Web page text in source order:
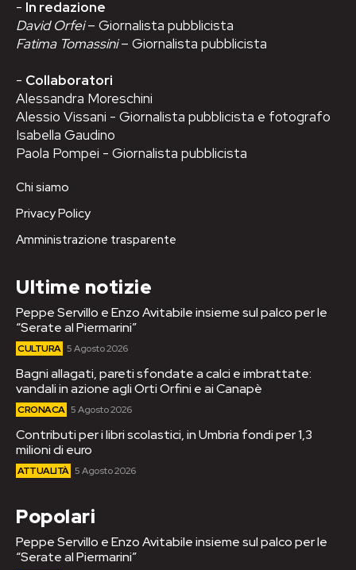
- In redazione
David Orfei– Giornalista pubblicista
Fatima Tomassini– Giornalista pubblicista
- Collaboratori
Alessandra Moreschini
Alessio Vissani - Giornalista pubblicista e fotografo
Isabella Gaudino
Paola Pompei - Giornalista pubblicista
Chi siamo
Privacy Policy
Amministrazione trasparente
Ultime notizie
Peppe Servillo e Enzo Avitabile insieme sul palco per le
“Serate al Piermarini”
CULTURA 5 Agosto 2026
Bagni allagati, pareti sfondate a calci e imbrattate:
vandali in azione agli Orti Orfini e ai Canapè
CRONACA 5 Agosto 2026
Contributi per i libri scolastici, in Umbria fondi per 1,3
milioni di euro
ATTUALITÀ 5 Agosto 2026
Popolari
Peppe Servillo e Enzo Avitabile insieme sul palco per le
“Serate al Piermarini”